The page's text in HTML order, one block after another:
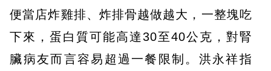
便當店炸雞排、炸排骨越做越大，一整塊吃
下來，蛋白質可能高達30至40公克，對腎
臟病友而言容易超過一餐限制。洪永祥指